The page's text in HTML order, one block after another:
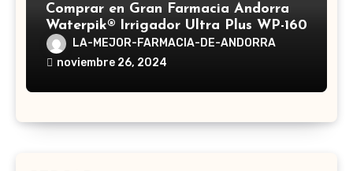
Comprar en Gran Farmacia Andorra
Waterpik® Irrigador Ultra Plus WP-160
LA-MEJOR-FARMACIA-DE-ANDORRA
noviembre 26, 2024